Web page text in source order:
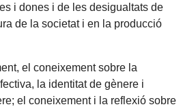
i dones i de les desigualtats de
de la societat i en la producció
el coneixement sobre la
la identitat de gènere i
el coneixement i la reflexió sobre